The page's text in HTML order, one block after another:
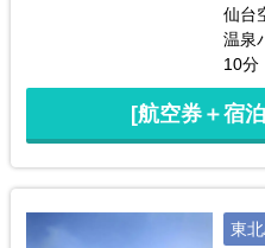
仙台
温泉
10分
[航空券＋宿
東